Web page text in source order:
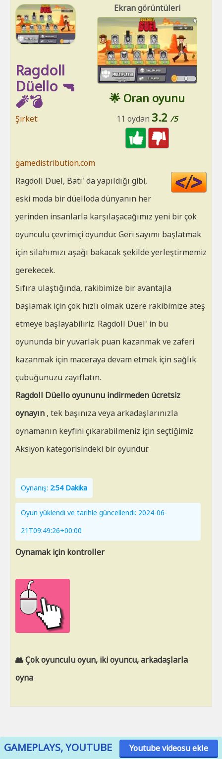
Ekran görüntüleri
🌟 Oran oyunu
11 oydan 3.2 /5
Ragdoll
Düello 🔫
🧨💣
Şirket:
gamedistribution.com
Ragdoll Duel, Batı' da yapıldığı gibi,
eski moda bir düelloda dünyanın her
yerinden insanlarla karşılaşacağımız yeni bir çok
oyunculu çevrimiçi oyundur. Geri sayımı başlatmak
için silahımızı aşağı bakacak şekilde yerleştirmemiz
gerekecek.
Sıfıra ulaştığında, rakibimize bir avantajla
başlamak için çok hızlı olmak üzere rakibimize ateş
etmeye başlayabiliriz. Ragdoll Duel' in bu
oyununda bir yuvarlak puan kazanmak ve zaferi
kazanmak için maceraya devam etmek için sağlık
çubuğunuzu zayıflatın.
Ragdoll Düello oyununu indirmeden ücretsiz
oynayın , tek başınıza veya arkadaşlarınızla
oynamanın keyfini çıkarabilmeniz için seçtiğimiz
Aksiyon kategorisindeki bir oyundur.
Oynanış: 2:54 Dakika
Oyun yüklendi ve tarihle güncellendi: 2024-06-
21T09:49:26+00:00
Oynamak için kontroller
👥 Çok oyunculu oyun, iki oyuncu, arkadaşlarla
oyna
GAMEPLAYS, YOUTUBE Youtube videosu ekle